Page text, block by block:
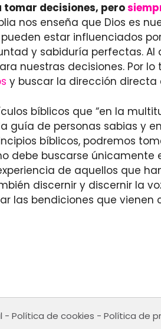
tomar decisiones, pero
nos enseña que Dios es
estar influenciados
y sabiduría perfectas.
nuestras decisiones. Por
y buscar la dirección directa
bíblicos que “en la
de personas sabias y
bíblicos, podremos
debe buscarse únicamente
de aquellos que
discernir y discernir la
las bendiciones que vienen
- Política de cookies - Política de